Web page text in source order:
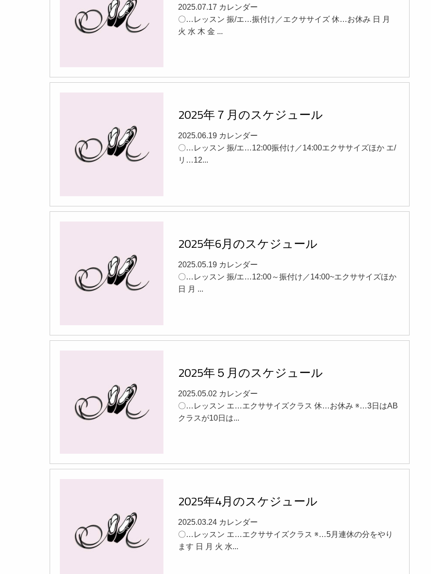
2025.07.17 カレンダー
〇…レッスン 振/エ…振付け／エクササイズ 休…お休み 日 月
火 水 木 金 ...
2025年７月のスケジュール
2025.06.19 カレンダー
〇…レッスン 振/エ…12:00振付け／14:00エクササイズほか エ/
リ…12...
2025年6月のスケジュール
2025.05.19 カレンダー
〇…レッスン 振/エ…12:00～振付け／14:00~エクササイズほか
日 月 ...
2025年５月のスケジュール
2025.05.02 カレンダー
〇…レッスン エ…エクササイズクラス 休…お休み ※…3日はAB
クラスが10日は...
2025年4月のスケジュール
2025.03.24 カレンダー
〇…レッスン エ…エクササイズクラス ※…5月連休の分をやり
ます 日 月 火 水...